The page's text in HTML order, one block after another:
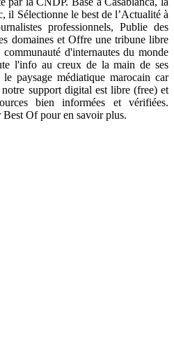
il Sélectionne le best de l’Actualité à
professionnels, Publie des
domaines et Offre une tribune libre
d'internautes du monde
l'info au creux de la main de ses
paysage médiatique marocain car
support digital est libre (free) et
bien informées et vérifiées.
Of pour en savoir plus.